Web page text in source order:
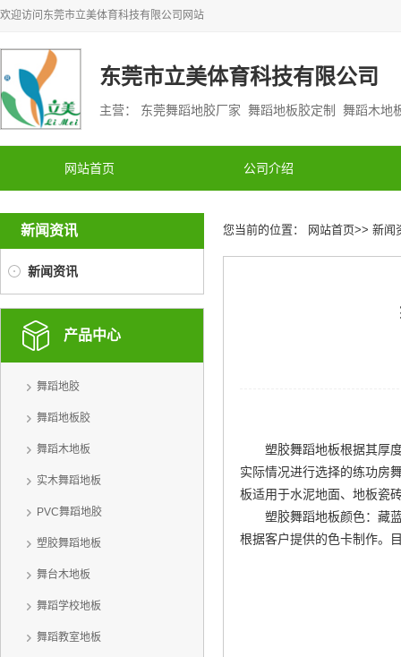
欢迎访问 东莞市立美体育科技有限公司 网站
东莞市立美体育科技有限公司
主营： 东莞舞蹈地胶厂家 舞蹈地板胶定制 舞蹈木
网站首页 公司介绍
新闻资讯
新闻资讯
产品中心
舞蹈地胶
舞蹈地板胶
舞蹈木地板
实木舞蹈地板
PVC舞蹈地胶
塑胶舞蹈地板
舞台木地板
舞蹈学校地板
舞蹈教室地板
您当前的位置： 网站首页>> 新闻
塑胶舞蹈地板根据其厚
实际情况进行选择的练功房
板适用于水泥地面、地板瓷
塑胶舞蹈地板颜色：藏
根据客户提供的色卡制作。